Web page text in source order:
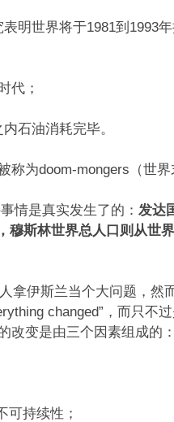
明世界将于1981到1993
代；
石油消耗完毕。
称为doom-mongers（世
情是真实发生了的： 发达
穆斯林世界总人口则从世
拿伊斯兰当个大问题，然
changed”，而只不
改变是由三个因素组成的
可持续性；